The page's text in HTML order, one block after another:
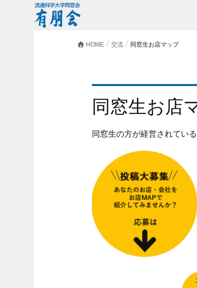
HOME 交流 同窓生お店マップ
同窓生お店
同窓生の方が経営されてい